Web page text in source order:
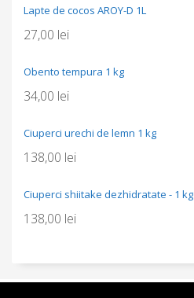
Lapte de cocos AROY-D 1L
27,00 lei
Obento tempura 1 kg
34,00 lei
Ciuperci urechi de lemn 1 kg
138,00 lei
Ciuperci shiitake dezhidratate - 1 kg
138,00 lei